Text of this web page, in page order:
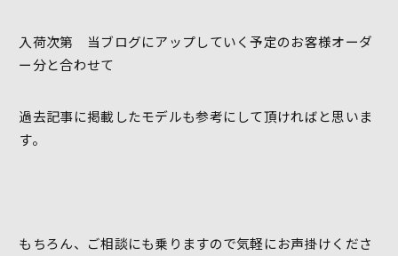
入荷次第 当ブログにアップしていく予定のお客様オーダ
ー分と合わせて
過去記事に掲載したモデルも参考にして頂ければと思いま
す。
もちろん、ご相談にも乗りますので気軽にお声掛けくださ